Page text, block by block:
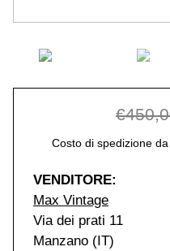
€
Costo di spedizione
VENDITORE:
Max Vintage
Via dei prati 11
Manzano (IT)